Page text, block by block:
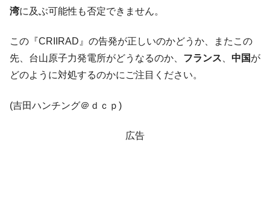
湾に及ぶ可能性も否定できません。
この『CRIIRAD』の告発が正しいのかどうか、またこの
先、台山原子力発電所がどうなるのか、 フランス 中国が
どのように対処するのかにご注目ください。
(吉田ハンチング＠ｄｃｐ)
広告